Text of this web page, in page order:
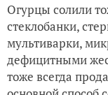
Огурцы солили
стеклобанки,
мультиварки,
дефицитными
тоже всегда